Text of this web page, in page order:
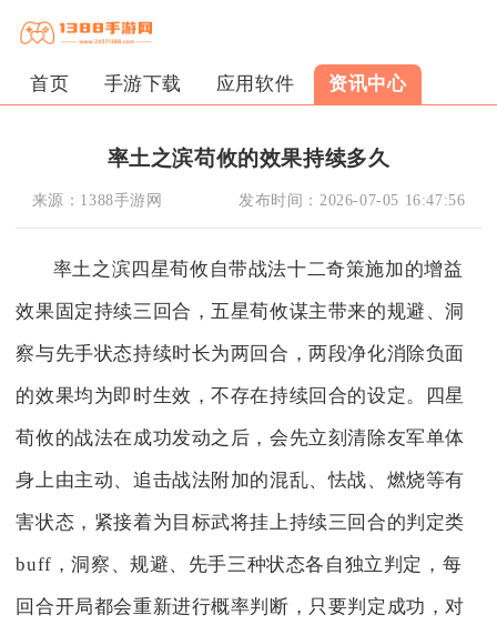
首页 手游下载 应用软件 资讯中心
率土之滨苟攸的效果持续多久
来源： 1388手游网 发布时间： 2026-07-05 16:47:56
率土之滨四星荀攸自带战法十二奇策施加的增益
效果固定持续三回合，五星荀攸谋主带来的规避、洞
察与先手状态持续时长为两回合，两段净化消除负面
的效果均为即时生效，不存在持续回合的设定。四星
荀攸的战法在成功发动之后，会先立刻清除友军单体
身上由主动、追击战法附加的混乱、怯战、燃烧等有
害状态，紧接着为目标武将挂上持续三回合的判定类
buff，洞察、规避、先手三种状态各自独立判定，每
回合开局都会重新进行概率判断，只要判定成功，对